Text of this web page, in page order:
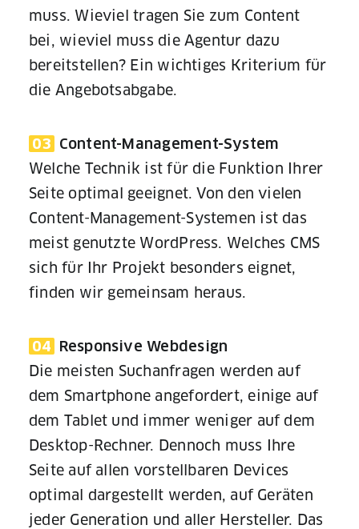
muss. Wieviel tragen Sie zum Content
bei, wieviel muss die Agentur dazu
bereitstellen? Ein wichtiges Kriterium für
die Angebotsabgabe.
03 Content-Management-System
Welche Technik ist für die Funktion Ihrer
Seite optimal geeignet. Von den vielen
Content-Management-Systemen ist das
meist genutzte WordPress. Welches CMS
sich für Ihr Projekt besonders eignet,
finden wir gemeinsam heraus.
04 Responsive Webdesign
Die meisten Suchanfragen werden auf
dem Smartphone angefordert, einige auf
dem Tablet und immer weniger auf dem
Desktop-Rechner. Dennoch muss Ihre
Seite auf allen vorstellbaren Devices
optimal dargestellt werden, auf Geräten
jeder Generation und aller Hersteller. Das